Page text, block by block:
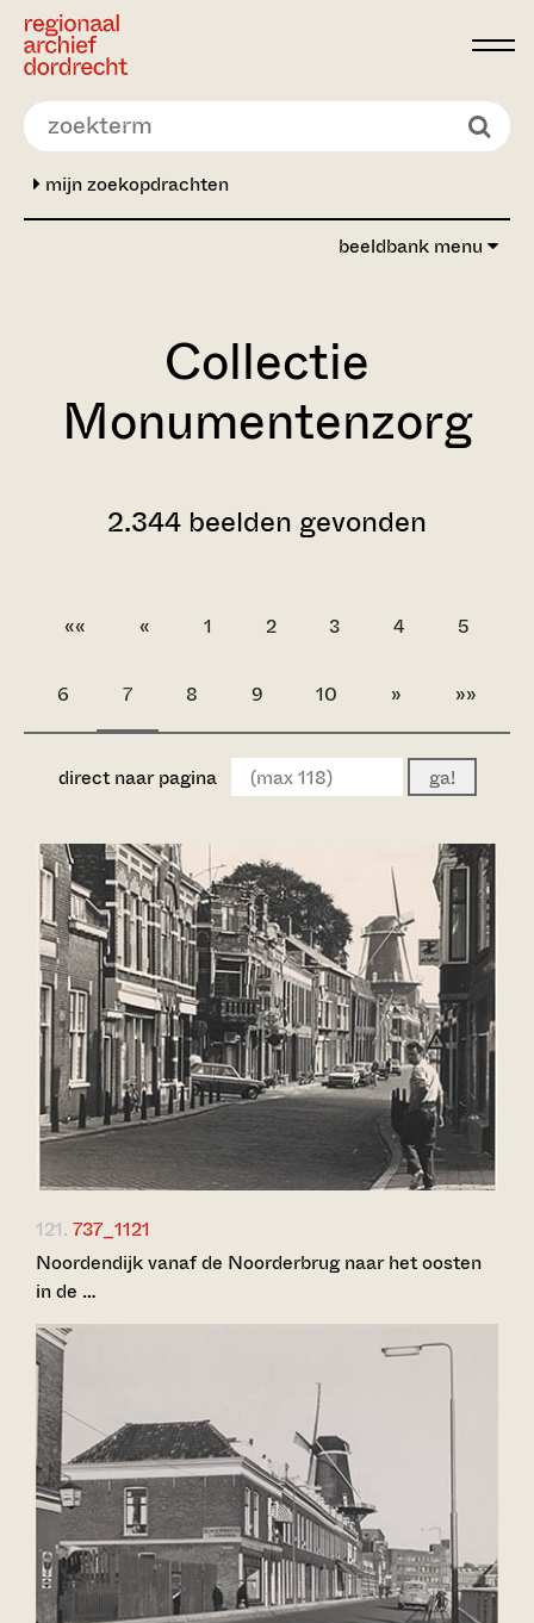
Ga direct naar de inhoud
mijn zoekopdrachten
beeldbank menu
Collectie
Monumentenzorg
2.344 beelden gevonden
«« « 1 2 3 4 5
6 7 8 9 10 » »»
direct naar pagina ga!
121. 737_1121
Noordendijk vanaf de Noorderbrug naar het oosten
in de …